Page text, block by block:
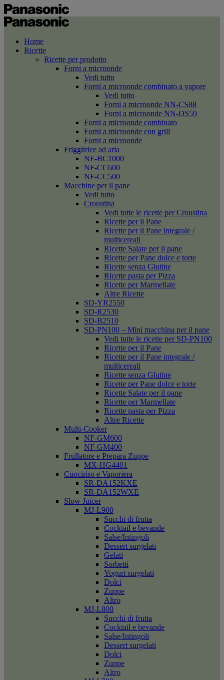
Home
Ricette
Ricette per prodotto
Forni a microonde
Vedi tutto
Forni a microonde combinato a vapore
Vedi tutto
Forni a microonde NN-CS88
Forni a microonde NN-DS59
Forni a microonde combinato
Forni a microonde con grill
Forni a microonde
Friggitrice ad aria
NF-BC1000
NF-CC600
NF-CC500
Macchine per il pane
Vedi tutto
Croustina
Vedi tutte le ricette per Croustina
Ricette per il Pane
Ricette per il Pane integrale /
multicereali
Ricette Salate per il pane
Ricette per Pane dolce e torte
Ricette senza Glutine
Ricette pasta per Pizza
Ricette per Marmellate
Altre Ricette
SD-YR2550
SD-R2530
SD-B2510
SD-PN100 – Mini macchina per il pane
Vedi tutte le ricette per SD-PN100
Ricette per il Pane
Ricette per il Pane integrale /
multicereali
Ricette senza Glutine
Ricette per Pane dolce e torte
Ricette Salate per il pane
Ricette per Marmellate
Ricette pasta per Pizza
Altre Ricette
Multi-Cooker
NF-GM600
NF-GM400
Frullatore e Prepara Zuppe
MX-HG4401
Cuociriso e Vaporiera
SR-DA152KXE
SR-DA152WXE
Slow Juicer
MJ-L900
Succhi di frutta
Cocktail e bevande
Salse/Intingoli
Dessert surgelati
Gelati
Sorbetti
Yogurt surgelati
Dolci
Zuppe
Altro
MJ-L800
Succhi di frutta
Cocktail e bevande
Salse/Intingoli
Dessert surgelati
Dolci
Zuppe
Altro